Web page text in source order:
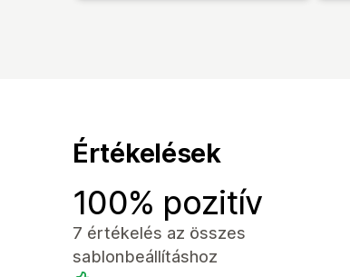
Értékelések
100% pozitív
7 értékelés az összes
sablonbeállításhoz